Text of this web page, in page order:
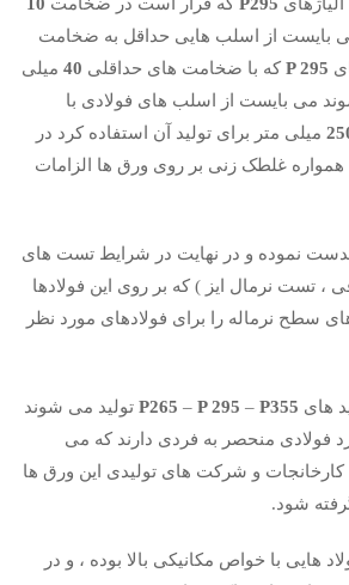
بایست از اسلب هایی حداقل به ضخامت
P 295 که با ضخامت های حداقلی 40 میلی
می بایست از اسلب های فولادی با
میلی متر برای تولید آن استفاده کرد در
همواره غلطک زنی بر روی ورق ها الزامات
نموده و در نهایت در شرایط تست های
، تست نرمال ایز ) که بر روی این فولادها
سطح نرماله را برای فولادهای مورد نظر
های P265 – P 295 – P355
تولید می شوند
فولادی منحصر به فردی دارند که می
و شرکت های تولیدی این ورق ها
شود.
هایی با خواص مکانیکی بالا بوده ، و در